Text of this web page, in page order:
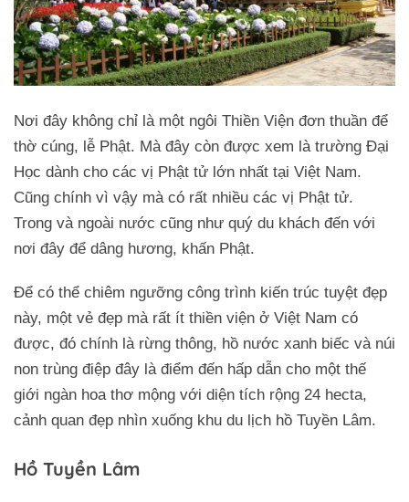
Nơi đây không chỉ là một ngôi Thiền Viện đơn thuần để
thờ cúng, lễ Phật. Mà đây còn được xem là trường Đại
Học dành cho các vị Phật tử lớn nhất tại Việt Nam.
Cũng chính vì vậy mà có rất nhiều các vị Phật tử.
Trong và ngoài nước cũng như quý du khách đến với
nơi đây để dâng hương, khấn Phật.
Để có thể chiêm ngưỡng công trình kiến trúc tuyệt đẹp
này, một vẻ đẹp mà rất ít thiền viện ở Việt Nam có
được, đó chính là rừng thông, hồ nước xanh biếc và núi
non trùng điệp đây là điểm đến hấp dẫn cho một thế
giới ngàn hoa thơ mộng với diện tích rộng 24 hecta,
cảnh quan đẹp nhìn xuống khu du lịch hồ Tuyền Lâm.
Hồ Tuyền Lâm